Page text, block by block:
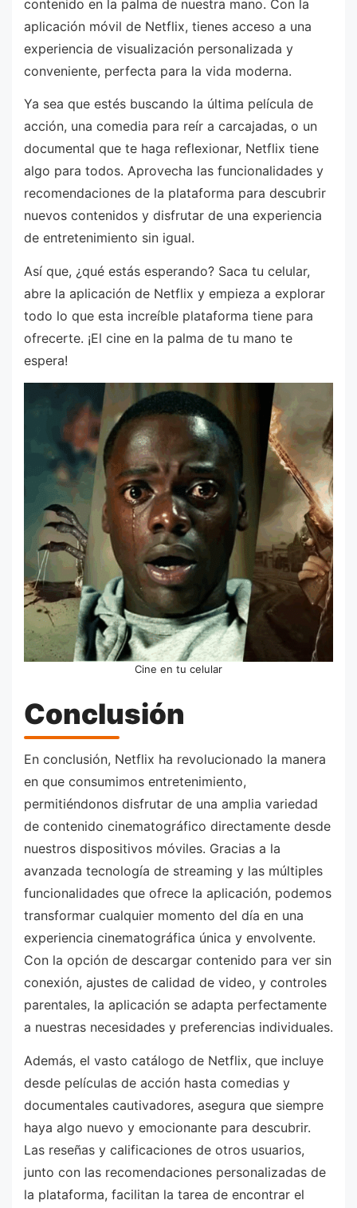
contenido en la palma de nuestra mano. Con la
aplicación móvil de Netflix, tienes acceso a una
experiencia de visualización personalizada y
conveniente, perfecta para la vida moderna.
Ya sea que estés buscando la última película de
acción, una comedia para reír a carcajadas, o un
documental que te haga reflexionar, Netflix tiene
algo para todos. Aprovecha las funcionalidades y
recomendaciones de la plataforma para descubrir
nuevos contenidos y disfrutar de una experiencia
de entretenimiento sin igual.
Así que, ¿qué estás esperando? Saca tu celular,
abre la aplicación de Netflix y empieza a explorar
todo lo que esta increíble plataforma tiene para
ofrecerte. ¡El cine en la palma de tu mano te
espera!
Cine en tu celular
Conclusión
En conclusión, Netflix ha revolucionado la manera
en que consumimos entretenimiento,
permitiéndonos disfrutar de una amplia variedad
de contenido cinematográfico directamente desde
nuestros dispositivos móviles. Gracias a la
avanzada tecnología de streaming y las múltiples
funcionalidades que ofrece la aplicación, podemos
transformar cualquier momento del día en una
experiencia cinematográfica única y envolvente.
Con la opción de descargar contenido para ver sin
conexión, ajustes de calidad de video, y controles
parentales, la aplicación se adapta perfectamente
a nuestras necesidades y preferencias individuales.
Además, el vasto catálogo de Netflix, que incluye
desde películas de acción hasta comedias y
documentales cautivadores, asegura que siempre
haya algo nuevo y emocionante para descubrir.
Las reseñas y calificaciones de otros usuarios,
junto con las recomendaciones personalizadas de
la plataforma, facilitan la tarea de encontrar el